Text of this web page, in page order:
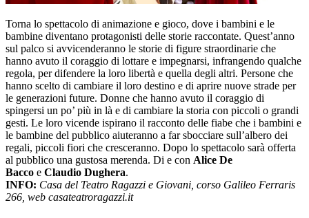
Torna lo spettacolo di animazione e gioco, dove i bambini e le
bambine diventano protagonisti delle storie raccontate. Quest’anno
sul palco si avvicenderanno le storie di figure straordinarie che
hanno avuto il coraggio di lottare e impegnarsi, infrangendo qualche
regola, per difendere la loro libertà e quella degli altri. Persone che
hanno scelto di cambiare il loro destino e di aprire nuove strade per
le generazioni future. Donne che hanno avuto il coraggio di
spingersi un po’ più in là e di cambiare la storia con piccoli o grandi
gesti. Le loro vicende ispirano il racconto delle fiabe che i bambini e
le bambine del pubblico aiuteranno a far sbocciare sull’albero dei
regali, piccoli fiori che cresceranno. Dopo lo spettacolo sarà offerta
al pubblico una gustosa merenda. Di e con Alice De
Bacco e Claudio Dughera.
INFO: Casa del Teatro Ragazzi e Giovani, corso Galileo Ferraris
266, web casateatroragazzi.it